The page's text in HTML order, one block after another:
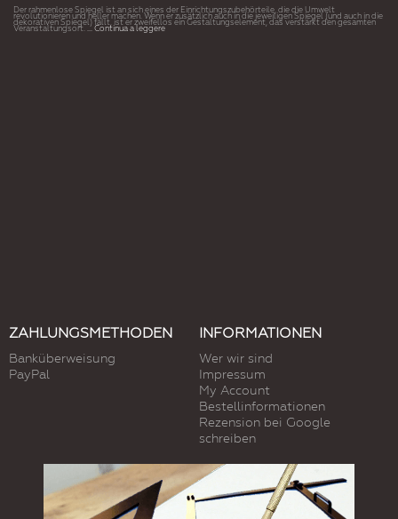
Der rahmenlose Spiegel ist an sich eines der Einrichtungszubehörteile, die die Umwelt
revolutionieren und heller machen. Wenn er zusätzlich auch in die jeweiligen Spiegel (und auch in die
dekorativen Spiegel) fällt, ist er zweifellos ein Gestaltungselement, das verstärkt den gesamten
Veranstaltungsort. ... Continua a leggere
ZAHLUNGSMETHODEN
Banküberweisung
PayPal
INFORMATIONEN
Wer wir sind
Impressum
My Account
Bestellinformationen
Rezension bei Google
schreiben